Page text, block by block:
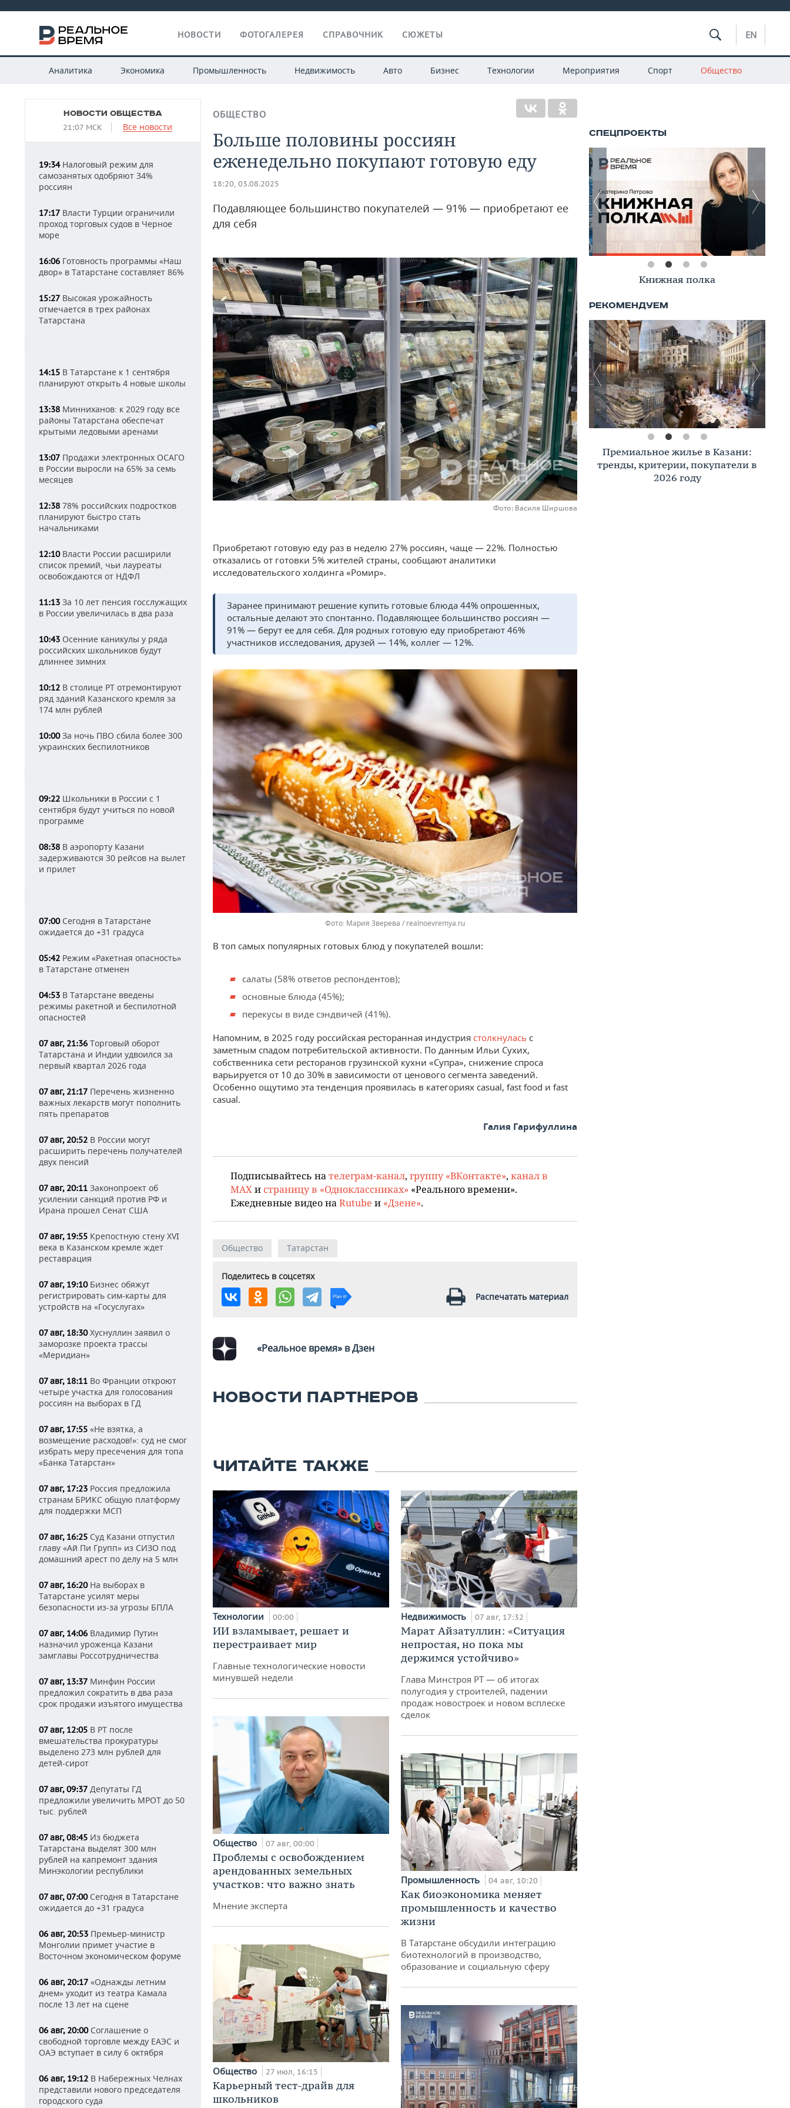
НОВОСТИ ФОТОГАЛЕРЕЯ СПРАВОЧНИК СЮЖЕТЫ EN
Аналитика Экономика Промышленность Недвижимость Авто Бизнес Технологии Мероприятия Спорт Общество
НОВОСТИ ОБЩЕСТВА
21:07 МСК Все новости
19:34Налоговый режим для
самозанятых одобряют 34%
россиян
17:17 Власти Турции ограничили
проход торговых судов в Черное
море
16:06 Готовность программы «Наш
двор» в Татарстане составляет 86%
15:27 Высокая урожайность
отмечается в трех районах
Татарстана
14:15 В Татарстане к 1 сентября
планируют открыть 4 новые школы
13:38 Минниханов: к 2029 году все
районы Татарстана обеспечат
крытыми ледовыми аренами
13:07 Продажи электронных ОСАГО
в России выросли на 65% за семь
месяцев
12:38 78% российских подростков
планируют быстро стать
начальниками
12:10Власти России расширили
список премий, чьи лауреаты
освобождаются от НДФЛ
11:13 За 10 лет пенсия госслужащих
в России увеличилась в два раза
10:43 Осенние каникулы у ряда
российских школьников будут
длиннее зимних
10:12 В столице РТ отремонтируют
ряд зданий Казанского кремля за
174 млн рублей
10:00За ночь ПВО сбила более 300
украинских беспилотников
09:22 Школьники в России с 1
сентября будут учиться по новой
программе
08:38 В аэропорту Казани
задерживаются 30 рейсов на вылет
и прилет
07:00Сегодня в Татарстане
ожидается до +31 градуса
05:42 Режим «Ракетная опасность»
в Татарстане отменен
04:53 В Татарстане введены
режимы ракетной и беспилотной
опасностей
07 авг, 21:36 Торговый оборот
Татарстана и Индии удвоился за
первый квартал 2026 года
07 авг, 21:17 Перечень жизненно
важных лекарств могут пополнить
пять препаратов
07 авг, 20:52 В России могут
расширить перечень получателей
двух пенсий
07 авг, 20:11 Законопроект об
усилении санкций против РФ и
Ирана прошел Сенат США
07 авг, 19:55 Крепостную стену XVI
века в Казанском кремле ждет
реставрация
07 авг, 19:10Бизнес обяжут
регистрировать сим-карты для
устройств на «Госуслугах»
07 авг, 18:30Хуснуллин заявил о
заморозке проекта трассы
«Меридиан»
07 авг, 18:11 Во Франции откроют
четыре участка для голосования
россиян на выборах в ГД
07 авг, 17:55 «Не взятка, а
возмещение расходов!»: суд не смог
избрать меру пресечения для топа
«Банка Татарстан»
07 авг, 17:23 Россия предложила
странам БРИКС общую платформу
для поддержки МСП
07 авг, 16:25 Суд Казани отпустил
главу «Ай Пи Групп» из СИЗО под
домашний арест по делу на 5 млн
07 авг, 16:20На выборах в
Татарстане усилят меры
безопасности из-за угрозы БПЛА
07 авг, 14:06 Владимир Путин
назначил уроженца Казани
замглавы Россотрудничества
07 авг, 13:37 Минфин России
предложил сократить в два раза
срок продажи изъятого имущества
07 авг, 12:05 В РТ после
вмешательства прокуратуры
выделено 273 млн рублей для
детей-сирот
07 авг, 09:37 Депутаты ГД
предложили увеличить МРОТ до 50
тыс. рублей
07 авг, 08:45 Из бюджета
Татарстана выделят 300 млн
рублей на капремонт здания
Минэкологии республики
07 авг, 07:00Сегодня в Татарстане
ожидается до +31 градуса
06 авг, 20:53 Премьер-министр
Монголии примет участие в
Восточном экономическом форуме
06 авг, 20:17 «Однажды летним
днем» уходит из театра Камала
после 13 лет на сцене
06 авг, 20:00Соглашение о
свободной торговле между ЕАЭС и
ОАЭ вступает в силу 6 октября
06 авг, 19:12 В Набережных Челнах
представили нового председателя
городского суда
ОБЩЕСТВО
Больше половины россиян
еженедельно покупают готовую еду
18:20, 03.08.2025
Подавляющее большинство покупателей — 91% — приобретают ее
для себя
Фото: Василя Ширшова
Приобретают готовую еду раз в неделю 27% россиян, чаще — 22%. Полностью
отказались от готовки 5% жителей страны, сообщают аналитики
исследовательского холдинга «Ромир».
Заранее принимают решение купить готовые блюда 44% опрошенных,
остальные делают это спонтанно. Подавляющее большинство россиян —
91% — берут ее для себя. Для родных готовую еду приобретают 46%
участников исследования, друзей — 14%, коллег — 12%.
Мария Зверева / realnoevremya.ru
В топ самых популярных готовых блюд у покупателей вошли:
салаты (58% ответов респондентов);
основные блюда (45%);
перекусы в виде сэндвичей (41%).
Напомним, в 2025 году российская ресторанная индустрия столкнулась с
заметным спадом потребительской активности. По данным Ильи Сухих,
собственника сети ресторанов грузинской кухни «Супра», снижение спроса
варьируется от 10 до 30% в зависимости от ценового сегмента заведений.
Особенно ощутимо эта тенденция проявилась в категориях casual, fast food и fast
casual.
Галия Гарифуллина
Подписывайтесь на телеграм-канал, группу «ВКонтакте», канал в
MAX и страницу в «Одноклассниках» «Реального времени».
Ежедневные видео на Rutube и «Дзене».
Общество Татарстан
Поделитесь в соцсетях
Распечатать материал
«Реальное время» в Дзен
НОВОСТИ ПАРТНЕРОВ
ЧИТАЙТЕ ТАКЖЕ
Технологии 00:00
ИИ взламывает, решает и
перестраивает мир
Главные технологические новости
минувшей недели
Общество 07 авг, 00:00
Проблемы с освобождением
арендованных земельных
участков: что важно знать
Мнение эксперта
Общество 27 июл, 16:15
Карьерный тест-драйв для
школьников
Недвижимость 07 авг, 17:32
Марат Айзатуллин: «Ситуация
непростая, но пока мы
держимся устойчиво»
Глава Минстроя РТ — об итогах
полугодия у строителей, падении
продаж новостроек и новом всплеске
сделок
Промышленность 04 авг, 10:20
Как биоэкономика меняет
промышленность и качество
жизни
В Татарстане обсудили интеграцию
биотехнологий в производство,
образование и социальную сферу
Книжная полка
Премиальное жилье в Казани:
тренды, критерии, покупатели в
2026 году